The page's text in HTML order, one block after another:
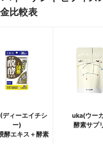
比較表
ディーエイチシ
ー)
酵エキス＋酵素
uka(ウー
酵素サプ